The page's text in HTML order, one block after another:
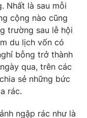
Nhất là sau mỗi
cộng nào cũng
trường sau lễ hội
du lịch vốn có
bỗng trở thành
qua, trên các
sẻ những bức
rác.
ngập rác như là